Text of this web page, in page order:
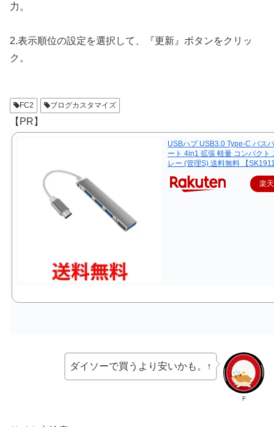
力。
2.表示順位の設定を選択して、『更新』ボタンをクリッ
ク。
FC2 ブログカスタマイズ
【PR】
USBハブ USB3.0 Type-C バス
ート 4in1 拡張 軽量 コンパクト
レー (管理S) 送料無料 【
楽
F
ダイソーで買うより安いかも。↑